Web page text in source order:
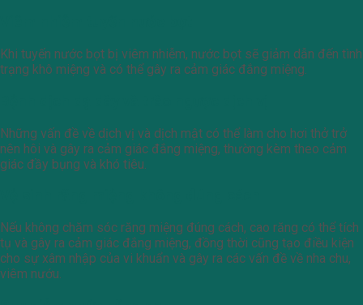
Khi tuyến nước bọt bị viêm nhiễm, nước bọt sẽ giảm dẫn đến tình
trạng khô miệng và có thể gây ra cảm giác đắng miệng.
Những vấn đề về dịch vị và dịch mật có thể làm cho hơi thở trở
nên hôi và gây ra cảm giác đắng miệng, thường kèm theo cảm
giác đầy bụng và khó tiêu.
Nếu không chăm sóc răng miệng đúng cách, cao răng có thể tích
tụ và gây ra cảm giác đắng miệng, đồng thời cũng tạo điều kiện
cho sự xâm nhập của vi khuẩn và gây ra các vấn đề về nha chu,
viêm nướu.